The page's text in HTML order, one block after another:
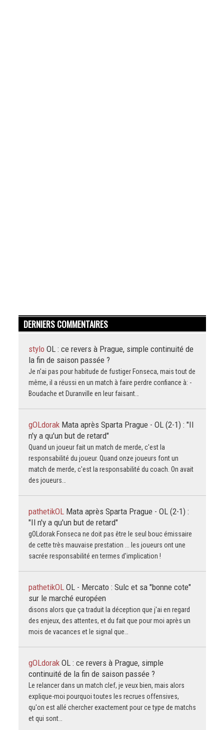
DERNIERS COMMENTAIRES
stylo OL : ce revers à Prague, simple continuité de
la fin de saison passée ?
Je n'ai pas pour habitude de fustiger Fonseca, mais tout de
même, il a réussi en un match à faire perdre confiance à: -
Boudache et Duranville en leur faisant…
gOLdorak Mata après Sparta Prague - OL (2-1) : "Il
n'y a qu'un but de retard"
Quand un joueur fait un match de merde, c'est la
responsabilité du joueur. Quand onze joueurs font un
match de merde, c'est la responsabilité du coach. On avait
des joueurs…
pathetikOL Mata après Sparta Prague - OL (2-1) :
"Il n'y a qu'un but de retard"
gOLdorak Fonseca ne doit pas être le seul bouc émissaire
de cette très mauvaise prestation ... les joueurs ont une
sacrée responsabilité en termes d'implication !
pathetikOL OL - Mercato : Sulc et sa "bonne cote"
sur le marché européen
disons alors que ça traduit la déception que j'ai en regard
des enjeux, des attentes, et du fait que pour moi après un
mois de vacances et le signal que…
gOLdorak OL : ce revers à Prague, simple
continuité de la fin de saison passée ?
Le relancer dans un match clef, je veux bien, mais alors
explique-moi pourquoi toutes les recrues offensives,
qu'on est allé chercher exactement pour ce type de matchs
et qui sont…